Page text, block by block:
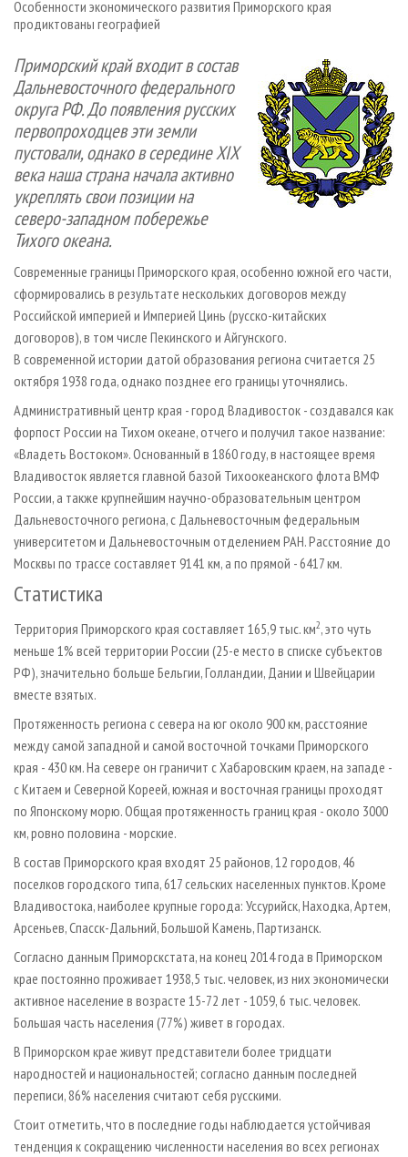
СУШКА ДРЕВЕСИНЫ
ДЕРЕВЯННОЕ ДОМОСТРОЕНИЕ
ПРОИЗВОДСТВО МЕБЕЛИ
БИОЭНЕРГЕТИКА
ЦБП
ИНСТРУМЕНТ И МАТЕРИАЛЫ
ПЕРСОНЫ
ОФИЦИАЛЬНЫЕ ДЕЛЕГАЦИИ
ПРИОРИТЕТНЫЕ ИНВЕСТПРОЕКТЫ
RUSSIAN FORESTRY REVIEW
ГАЗЕТА ЛЕСПРОМФОРУМ
БИБЛИОТЕКА СПЕЦИАЛИСТА
КОНТАКТЫ
РЕКЛАМА
Особенности экономического развития Приморского края
продиктованы географией
Приморский край входит в состав
Дальневосточного федерального
округа РФ. До появления русских
первопроходцев эти земли
пустовали, однако в середине XIX
века наша страна начала активно
укреплять свои позиции на
северо-западном побережье
Тихого океана.
Современные границы Приморского края, особенно южной его части,
сформировались в результате нескольких договоров между
Российской империей и Империей Цинь (русско­-китайских
договоров), в том числе Пекинского и Айгунского.
В современной истории датой образования региона считается 25
октября 1938 года, однако позднее его границы уточнялись.
Административный центр края - город Владивосток - создавался как
форпост России на Тихом океане, отчего и получил такое название:
«Владеть Востоком». Основанный в 1860 году, в настоящее время
Владивосток является главной базой Тихоокеанского флота ВМФ
России, а также крупнейшим научно­-образовательным центром
Дальневосточного региона, с Дальневосточным федеральным
университетом и Дальневосточным отделением РАН. Расстояние до
Москвы по трассе составляет 9141 км, а по прямой - 6417 км.
Статистика
Территория Приморского края составляет 165,9 тыс. км2, это чуть
меньше 1% всей территории России (25­-е место в списке субъектов
РФ), значительно больше Бельгии, Голландии, Дании и Швейцарии
вместе взятых.
Протяженность региона с севера на юг около 900 км, расстояние
между самой западной и самой восточной точками Приморского
края - 430 км. На севере он граничит с Хабаровским краем, на западе -
с Китаем и Северной Кореей, южная и восточная границы проходят
по Японскому морю. Общая протяженность границ края - около 3000
км, ровно половина - морские.
В состав Приморского края входят 25 районов, 12 городов, 46
поселков городского типа, 617 сельских населенных пунктов. Кроме
Владивостока, наиболее крупные города: Уссурийск, Находка, Артем,
Арсеньев, Спасск­-Дальний, Большой Камень, Партизанск.
Согласно данным Приморскстата, на конец 2014 года в Приморском
крае постоянно проживает 1938,5 тыс. человек, из них экономически
активное население в возрасте 15-72 лет - 1059, 6 тыс. человек.
Большая часть населения (77%) живет в городах.
В Приморском крае живут представители более тридцати
народностей и национальностей; согласно данным последней
переписи, 86% населения считают себя русскими.
Стоит отметить, что в последние годы наблюдается устойчивая
тенденция к сокращению численности населения во всех регионах